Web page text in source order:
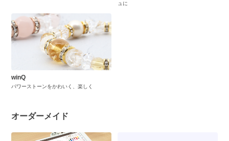
ュに
winQ
パワーストーンをかわいく、楽しく
オーダーメイド